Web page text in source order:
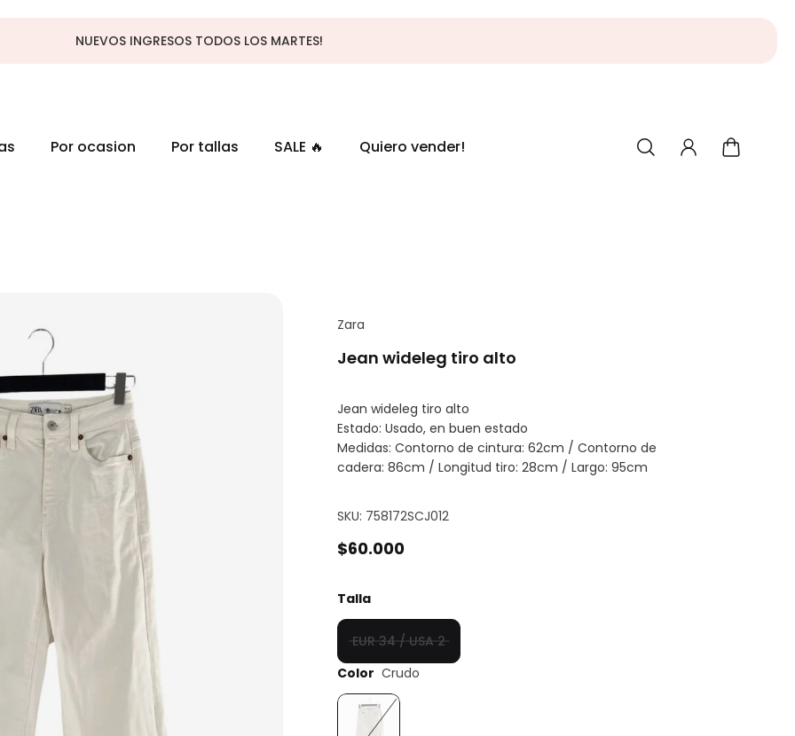
NUEVOS INGRESOS TODOS LOS MARTES!
Por ocasion Por tallas SALE 🔥 Quiero vender!
Zara
Jean wideleg tiro alto
Jean wideleg tiro alto
Estado: Usado, en buen estado
Medidas: Contorno de cintura: 62cm / Contorno de
cadera: 86cm / Longitud tiro: 28cm / Largo: 95cm
SKU: 758172SCJ012
$60.000
Talla
EUR 34 / USA 2
Color Crudo